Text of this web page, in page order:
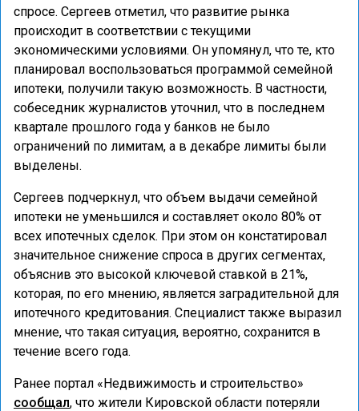
спросе. Сергеев отметил, что развитие рынка
происходит в соответствии с текущими
экономическими условиями. Он упомянул, что те, кто
планировал воспользоваться программой семейной
ипотеки, получили такую возможность. В частности,
собеседник журналистов уточнил, что в последнем
квартале прошлого года у банков не было
ограничений по лимитам, а в декабре лимиты были
выделены.
Сергеев подчеркнул, что объем выдачи семейной
ипотеки не уменьшился и составляет около 80% от
всех ипотечных сделок. При этом он констатировал
значительное снижение спроса в других сегментах,
объяснив это высокой ключевой ставкой в 21%,
которая, по его мнению, является заградительной для
ипотечного кредитования. Специалист также выразил
мнение, что такая ситуация, вероятно, сохранится в
течение всего года.
Ранее портал «Недвижимость и строительство»
сообщал, что жители Кировской области потеряли